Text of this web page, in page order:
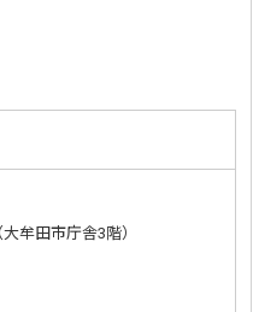
牟田市庁舎3階）